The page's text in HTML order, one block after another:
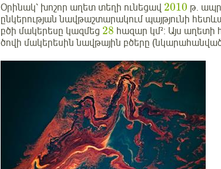
Օրինակ՝ խոշոր աղետ տեղի ունեցավ 2010 թ.
ընկերության նավթաշտարակում պայթյունի
բծի մակերեսը կազմեց 28 հազար կմ²: Այս
ծովի մակերեսին նավթային բծերը